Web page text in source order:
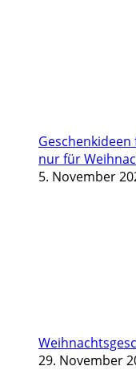
nur für
5. November
29. November